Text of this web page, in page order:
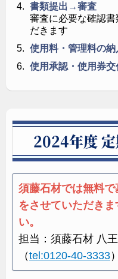
書類提出→審査
審査に必要な確認
だきます
使用料・管理料の納
使用承認・使用券交
2024年度
須藤石材では無料
をさせていただき
い。
担当：須藤石材 八
（tel:0120-40-3333）